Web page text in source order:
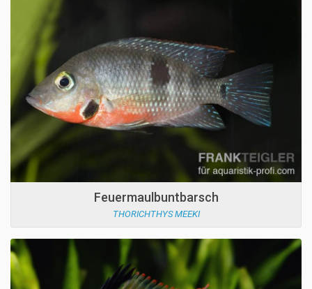
Feuermaulbuntbarsch
THORICHTHYS MEEKI